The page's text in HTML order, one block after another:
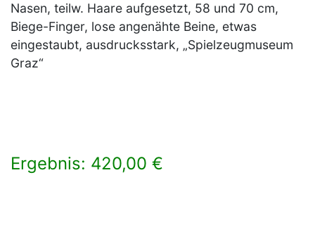
Nasen, teilw. Haare aufgesetzt, 58 und 70 cm,
Biege-Finger, lose angenähte Beine, etwas
eingestaubt, ausdrucksstark, „Spielzeugmuseum
Graz“
Ergebnis: 420,00 €